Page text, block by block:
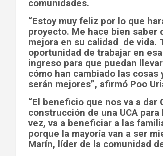
comunidades.
“Estoy muy feliz por lo que
proyecto. Me hace bien
mejora en su calidad
de vida.
oportunidad de trabajar en
ingreso para que puedan
cómo han cambiado las
serán mejores”, afirmó Poo
“El beneficio que nos va a
construcción de una UCA
vez, va a beneficiar a las
porque la mayoría van a ser
Marín, líder de la comunidad